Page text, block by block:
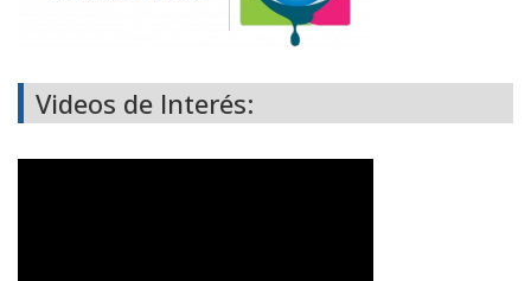
Videos de Interés: